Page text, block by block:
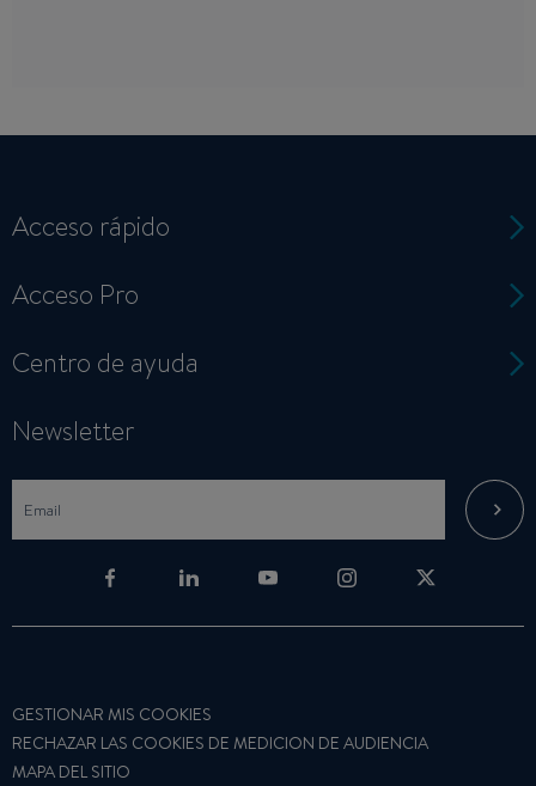
Acceso rápido
Acceso Pro
Centro de ayuda
Newsletter
GESTIONAR MIS COOKIES
RECHAZAR LAS COOKIES DE MEDICION DE AUDIENCIA
MAPA DEL SITIO